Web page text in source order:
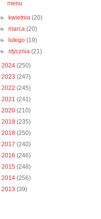
menu
► kwietnia(20)
►marca(20)
►
lutego(19)
►stycznia(21)
2024 (250)
2023 (247)
2022 (245)
2021 (241)
2020 (210)
2019 (235)
2018 (250)
2017 (240)
2016 (246)
2015 (248)
2014 (256)
2013 (39)